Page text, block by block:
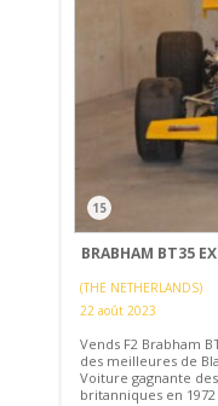
15
BRABHAM BT35
(THE NETHERLANDS)
22 août 2023
Vends F2 Brabham
des meilleures de
Voiture gagnante
britanniques en 1972